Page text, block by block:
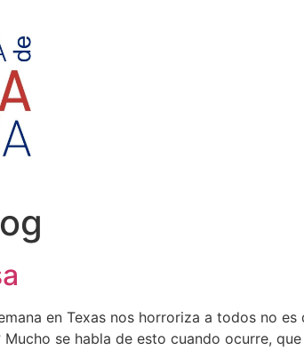
en Texas nos horroriza a todos no
se habla de esto cuando ocurre,